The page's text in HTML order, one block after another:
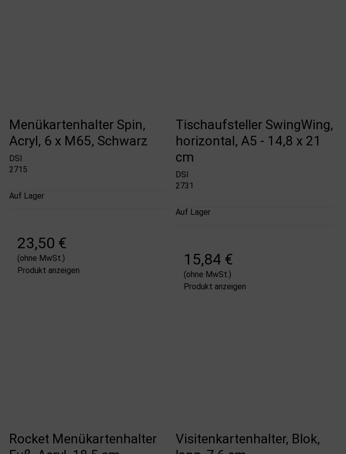
Menükartenhalter Spin,
Acryl, 6 x M65, Schwarz
DSI
2715
Auf Lager
23,50 €
(ohne MwSt.)
Produkt anzeigen
Tischaufsteller SwingWing,
horizontal, A5 - 14,8 x 21
cm
DSI
2731
Auf Lager
15,84 €
(ohne MwSt.)
Produkt anzeigen
Rocket Menükartenhalter
Visitenkartenhalter, Blok,